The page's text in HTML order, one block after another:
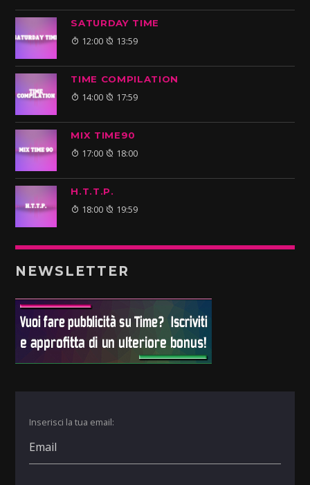
SATURDAY TIME
12:00 13:59
TIME COMPILATION
14:00 17:59
MIX TIME90
17:00 18:00
H.T.T.P.
18:00 19:59
NEWSLETTER
Inserisci la tua email: